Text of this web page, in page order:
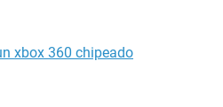
xbox 360 chipeado